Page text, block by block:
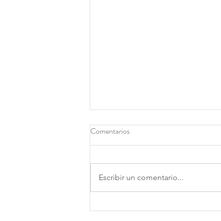
Cómo escoger la clase de baile
Comentarios
Escribir un comentario...